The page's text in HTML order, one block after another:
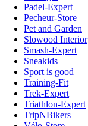
Padel-Expert
Pecheur-Store
Pet and Garden
Slowood Interior
Smash-Expert
Sneakids
Sport is good
Training-Fit
Trek-Expert
Triathlon-Expert
TripNBikers